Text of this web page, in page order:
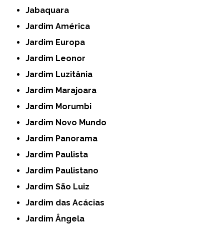
Jabaquara
Jardim América
Jardim Europa
Jardim Leonor
Jardim Luzitânia
Jardim Marajoara
Jardim Morumbi
Jardim Novo Mundo
Jardim Panorama
Jardim Paulista
Jardim Paulistano
Jardim São Luiz
Jardim das Acácias
Jardim Ângela